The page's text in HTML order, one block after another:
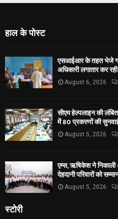
हाल के पोस्ट
एसआईआर के तहत भेजे गए
अधिकारी लगातार कर
August 6, 2026
सीएम हेल्पलाइन की
में 80 प्रकरणों की
August 5, 2026
एम्स, ऋषिकेश ने निकाली
देहदानी परिवारों को
August 5, 2026
स्टोरी